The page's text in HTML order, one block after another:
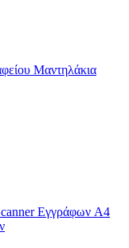
Μαντηλάκια
Εγγράφων A4